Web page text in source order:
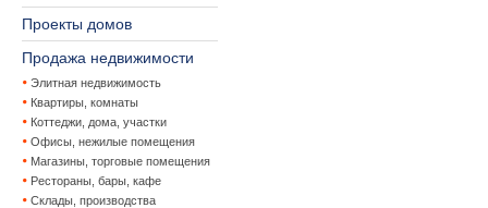
Проекты домов
Продажа недвижимости
Элитная недвижимость
Квартиры, комнаты
Коттеджи, дома, участки
Офисы, нежилые помещения
Магазины, торговые помещения
Рестораны, бары, кафе
Склады, производства